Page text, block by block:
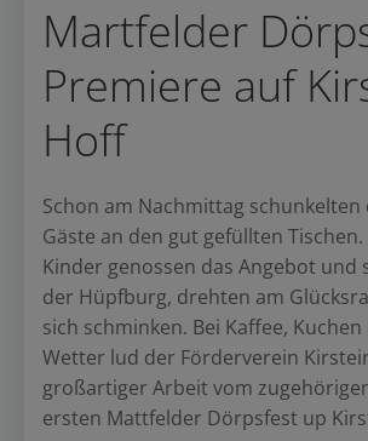
Martfelder
Premiere auf
Hoff
Schon am Nachmittag schunkelten
Gäste an den gut gefüllten
Kinder genossen das Angebot und
der Hüpfburg, drehten am
sich schminken. Bei Kaffee,
Wetter lud der Förderverein
großartiger Arbeit vom
ersten Mattfelder Dörpsfest up